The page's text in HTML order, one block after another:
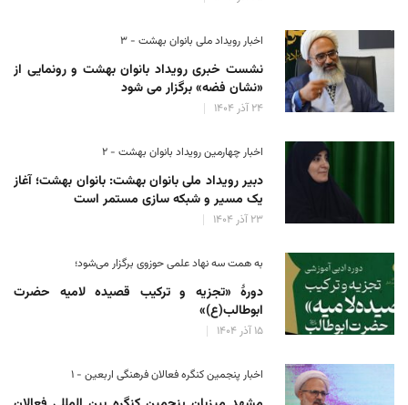
اخبار رویداد ملی بانوان بهشت - ۳
نشست خبری رویداد بانوان بهشت و رونمایی از
«نشان فضه» برگزار می شود
۲۴ آذر ۱۴۰۴
اخبار چهارمین رویداد بانوان بهشت - ۲
دبیر رویداد ملی بانوان بهشت: بانوان بهشت؛ آغاز
یک مسیر و شبکه سازی مستمر است
۲۳ آذر ۱۴۰۴
به همت سه نهاد علمی حوزوی برگزار می‌شود؛
دورهٔ «تجزیه و ترکیب قصیده لامیه حضرت
ابوطالب(ع)»
۱۵ آذر ۱۴۰۴
اخبار پنجمین کنگره فعالان فرهنگی اربعین - ۱